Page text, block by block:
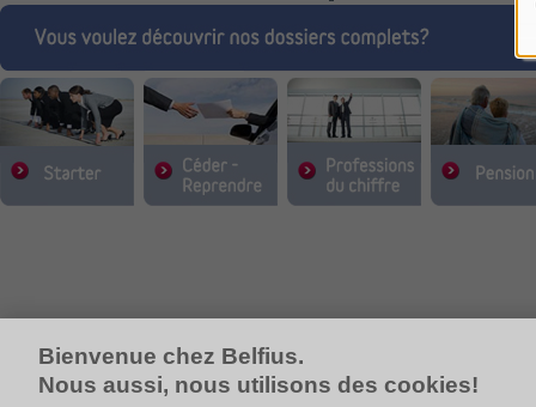
Bienvenue chez Belfius.
Nous aussi, nous utilisons des cookies!